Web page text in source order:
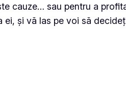
cauze… sau pentru a
și vă las pe voi să